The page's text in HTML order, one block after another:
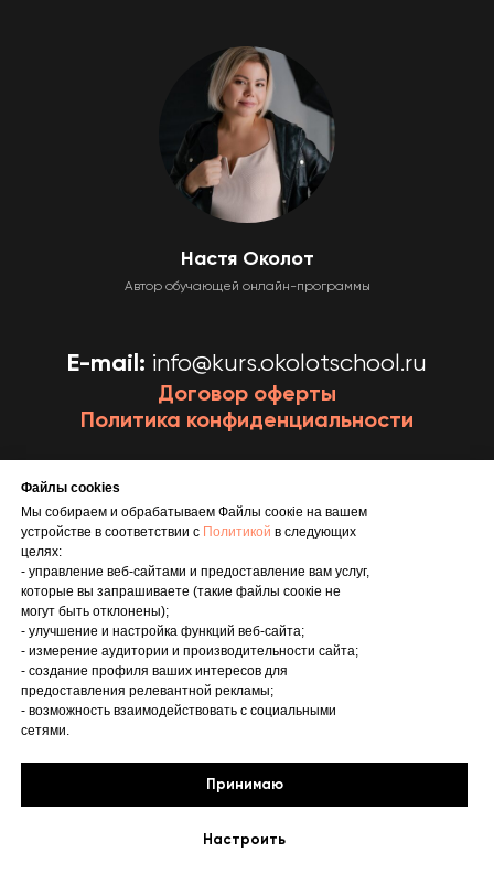
Файлы cookies
Мы собираем и обрабатываем Файлы соoкіе на вашем
устройстве в соответствии с Политикой в следующих
целях:
- управление веб-сайтами и предоставление вам услуг,
которые вы запрашиваете (такие файлы соокіе не
могут быть отклонены);
- улучшение и настройка функций веб-сайта;
- измерение аудитории и производительности сайта;
- создание профиля ваших интересов для
предоставления релевантной рекламы;
- возможность взаимодействовать с социальными
сетями.
Принимаю
Настроить
Настя Околот
Автор обучающей онлайн-программы
E-mail: info@kurs.okolotschool.ru
Договор оферты
Политика конфиденциальности
+7 960 278 69 05
© 2023 Все права защищены | Онлайн-школа Анастасии Околот
ПОЛИТИКА КОНФИДЕНЦИАЛЬНОСТИ
ИНФОРМИРОВАННОЕ И ДОБРОВОЛЬНОЕ СОГЛАСИЕ НА
ПОЛУЧЕНИЕ ИНФОРМАЦИОННОЙ И РЕКЛАМНОЙ РАССЫЛКИ И